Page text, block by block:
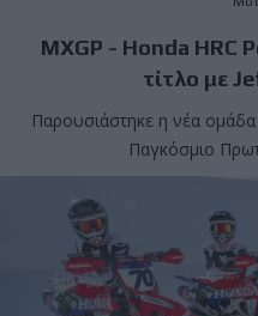
MXGP - Honda HRC
τίτλο με
Παρουσιάστηκε η νέα
Παγκόσμιο